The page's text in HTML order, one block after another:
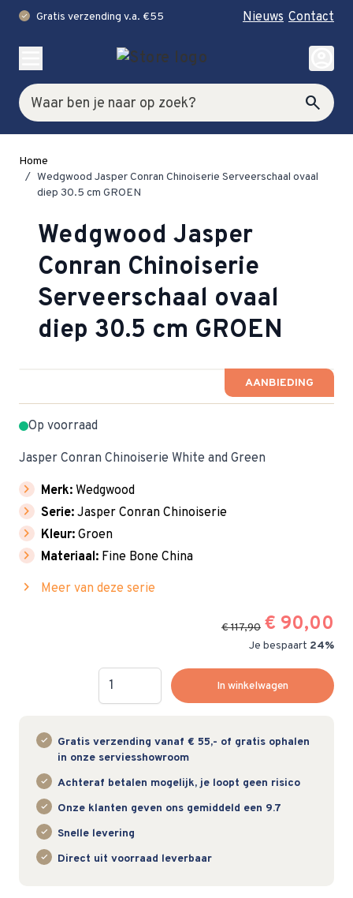
check Gratis verzending v.a. €55 Nieuws Contact
Zoek search
account_circle
Home
/ Wedgwood Jasper Conran Chinoiserie Serveerschaal ovaal
diep 30.5 cm GROEN
Wedgwood Jasper
Conran Chinoiserie
Serveerschaal ovaal
diep 30.5 cm GROEN
AANBIEDING
Op voorraad
Jasper Conran Chinoiserie White and Green
chevron_right Merk: Wedgwood
chevron_right Serie: Jasper Conran Chinoiserie
chevron_right Kleur: Groen
chevron_right Materiaal: Fine Bone China
chevron_right Meer van deze serie
€ 117,90 € 90,00
Je bespaart 24%
Hoeveelheid
In winkelwagen
Gratis verzending vanaf € 55,- of gratis ophalen
in onze serviesshowroom
Achteraf betalen mogelijk, je loopt geen risico
Onze klanten geven ons gemiddeld een 9.7
Snelle levering
Direct uit voorraad leverbaar